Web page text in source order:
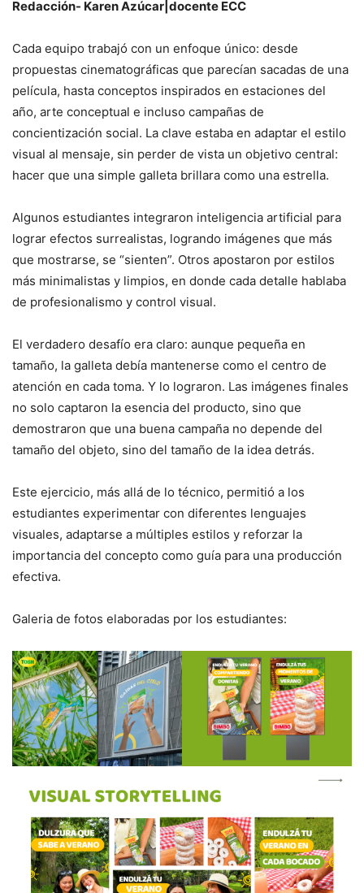
Redacción- Karen Azúcar|docente ECC
Cada equipo trabajó con un enfoque único: desde
propuestas cinematográficas que parecían sacadas de una
película, hasta conceptos inspirados en estaciones del
año, arte conceptual e incluso campañas de
concientización social. La clave estaba en adaptar el estilo
visual al mensaje, sin perder de vista un objetivo central:
hacer que una simple galleta brillara como una estrella.
Algunos estudiantes integraron inteligencia artificial para
lograr efectos surrealistas, logrando imágenes que más
que mostrarse, se “sienten”. Otros apostaron por estilos
más minimalistas y limpios, en donde cada detalle hablaba
de profesionalismo y control visual.
El verdadero desafío era claro: aunque pequeña en
tamaño, la galleta debía mantenerse como el centro de
atención en cada toma. Y lo lograron. Las imágenes finales
no solo captaron la esencia del producto, sino que
demostraron que una buena campaña no depende del
tamaño del objeto, sino del tamaño de la idea detrás.
Este ejercicio, más allá de lo técnico, permitió a los
estudiantes experimentar con diferentes lenguajes
visuales, adaptarse a múltiples estilos y reforzar la
importancia del concepto como guía para una producción
efectiva.
Galeria de fotos elaboradas por los estudiantes: